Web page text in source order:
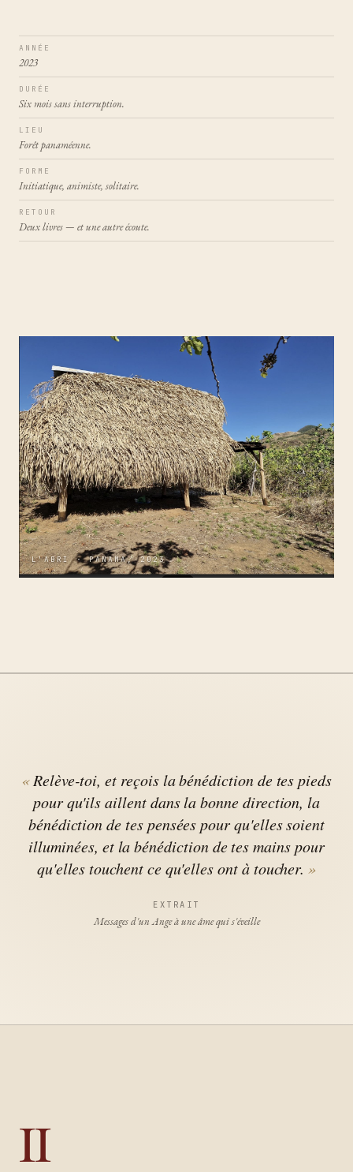
ANNÉE
2023
DURÉE
Six mois sans interruption.
LIEU
Forêt panaméenne.
FORME
Initiatique, animiste, solitaire.
RETOUR
Deux livres — et une autre écoute.
L'ABRI · PANAMA, 2023
Relève-toi, et reçois la bénédiction de tes pieds
pour qu'ils aillent dans la bonne direction, la
bénédiction de tes pensées pour qu'elles soient
illuminées, et la bénédiction de tes mains pour
qu'elles touchent ce qu'elles ont à toucher.
EXTRAIT
Messages d'un Ange à une âme qui s'éveille
II